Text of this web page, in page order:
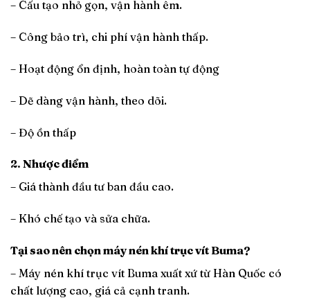
– Cấu tạo nhỏ gọn, vận hành êm.
– Công bảo trì, chi phí vận hành thấp.
– Hoạt động ổn định, hoàn toàn tự động
– Dẽ dàng vận hành, theo dõi.
– Độ ồn thấp
2. Nhược điểm
– Giá thành đầu tư ban đầu cao.
– Khó chế tạo và sửa chữa.
Tại sao nên chọn máy nén khí trục vít Buma?
– Máy nén khí trục vít Buma xuất xứ từ Hàn Quốc có
chất lượng cao, giá cả cạnh tranh.